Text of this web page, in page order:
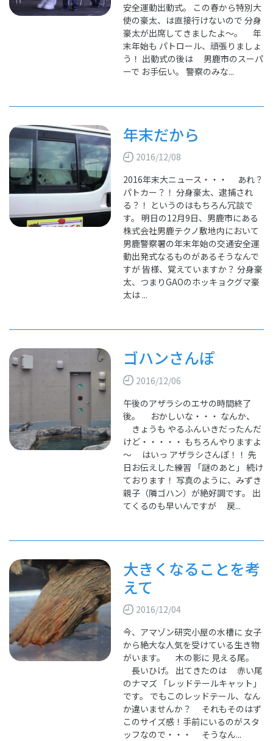
安全運動出動式。 この春から特別大
使の豪太、は直接行けないので 分身
豪太が出席してきましたよ～。 年
末年始も パトロール、頑張りましょ
う！ 出動式の後は 男鹿市のスーパ
ーで お手伝い。 警察のみな...
年末だから
2016/12/08
2016年末大ニュース・・・ あれ？
パトカー？！ 分身豪太、逮捕され
る？！ というのはもちろん冗談で
す。 明日の12月9日、男鹿市にある
株式会社男鹿テクノ敷地内において
男鹿警察署の年末年始の交通安全運
動出発式なるものがあるそうなんで
すが 皆様、覚えていますか？ 分身豪
太、つまりGAOのホッキョクグマ豪
太は ...
ゴハンさんぽ
2016/12/06
午後のアザラシのエサの時間終了
後。 おかしいな・・・ なんか、
きょうも やるふんいきだったんだ
けど・・・・・ もちろんやりますよ
～ はいっ アザラシさんぽ！！ 先
日お伝えした練習 「謎のあと」 続け
ております！ 写真のように、みずき
親子（隣ゴハン）が絶好調です。 出
てくるのも早いんですが 戻...
大きくなることを考
えて
2016/12/04
今、アマゾン研究小屋の水槽に 女子
から絶大な人気を受けている生き物
がいます。 木の影に 見える尾。
長いひげ。 出てきたのは 赤い尾
のナマズ 「レッドテールキャット」
です。 でもこのレッドテール、なん
か違いませんか？ それもそのはず
このサイズ感！手前にいるのがスタ
ッフなので・・・ そうなん...